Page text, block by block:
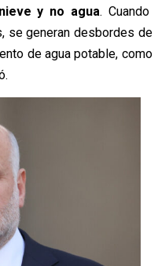
y no agua. Cuando
se generan desbordes de
de agua potable, como